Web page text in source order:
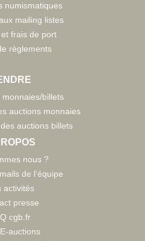
numismatiques
mailing listes
frais de port
règlements
monnaies/billets
auctions monnaies
auctions billets
nous ?
de l'équipe
activités
presse
cgb.fr
auctions